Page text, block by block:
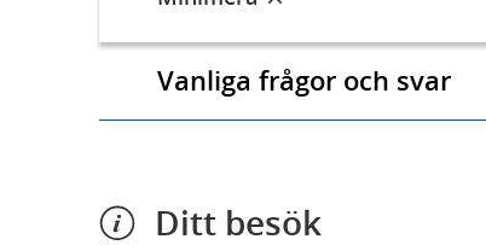
Vanliga frågor och svar
Ditt besök